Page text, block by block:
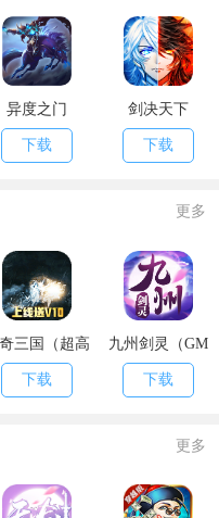
异度之门
下载
剑决天下
下载
更多
三国（超高
爆率）
下载
九州剑灵（GM
版）
下载
更多